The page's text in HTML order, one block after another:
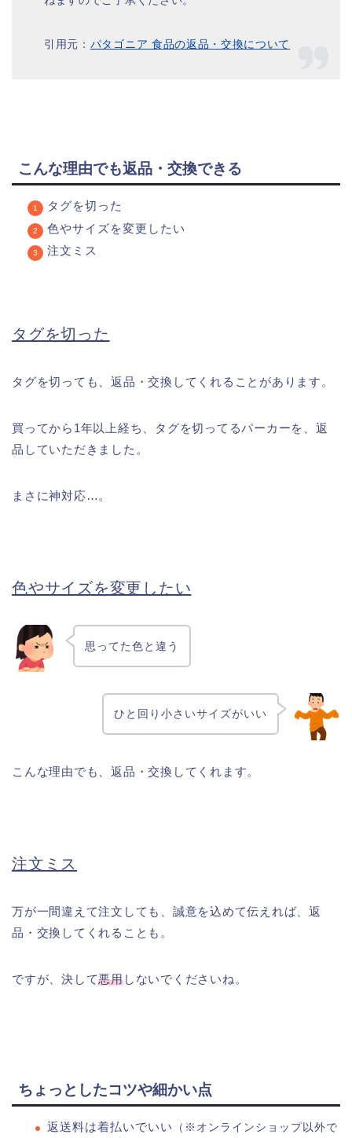
引用元： パタゴニア 食品の返品・交換について
こんな理由でも返品・交換できる
タグを切った
色やサイズを変更したい
注文ミス
タグを切った
タグを切っても、返品・交換してくれることがあります。
買ってから1年以上経ち、タグを切ってるパーカーを、返
品していただきました。
まさに神対応…。
色やサイズを変更したい
思ってた色と違う
ひと回り小さいサイズがいい
こんな理由でも、返品・交換してくれます。
注文ミス
万が一間違えて注文しても、誠意を込めて伝えれば、返
品・交換してくれることも。
ですが、決して悪用しないでくださいね。
ちょっとしたコツや細かい点
返送料は着払いでいい
（※オンラインショップ以外で